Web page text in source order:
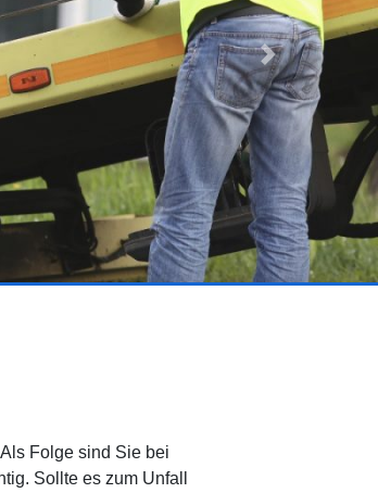
Weiter
Folge sind Sie bei
Sollte es zum Unfall